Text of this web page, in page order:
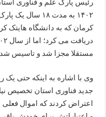
۱۴۰۲ به مدت
کرمان که به دانشگاه هایتک
مستقلا مجزا شد و تاسیس
وی با اشاره به اینکه حتی یک
جدید فناوری استان تخصیص
اعتراض کردند که اموال فعلی